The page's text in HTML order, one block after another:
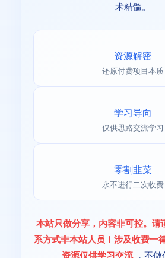
术精髓。
资源解密
还原付费项目本质
学习导向
仅供思路交流学习
零割韭菜
永不进行二次收费
本站只做分享，内容非可控。请
系方式非本站人员！涉及收费一
资源仅供学习交流 ，不做